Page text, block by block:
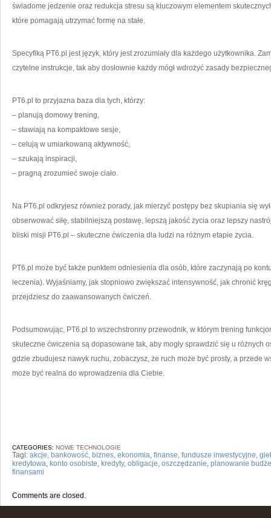
świadome jedzenie oraz redukcja stresu są kluczowym elementem
które pomagają utrzymać formę na stałe.
Specyfiką PT6.pl jest język, który jest zrozumiały dla każdego użytkownika.
czytelne instrukcje, tak aby dosłownie każdy mógł wdrożyć zasady
PT6.pl to przyjazna baza dla tych, którzy:
– planują domowy trening,
– stawiają na kompaktowe sesje,
– celują w umiarkowaną aktywność,
– szukają inspiracji,
– pragną zrozumieć swoje ciało.
Na PT6.pl odkryjesz również porady, jak mierzyć postępy bez skupiania się
obserwować siłę, stabilniejszą postawę, lepszą jakość życia oraz lepszy
bliski misji PT6.pl – skuteczne ćwiczenia dla ludzi na różnym etapie życia.
PT6.pl może być także punktem odniesienia dla osób, które zaczynają po
leczenia). Wyjaśniamy, jak stopniowo zwiększać intensywność, jak chronić
przejdziesz do zaawansowanych ćwiczeń.
Podsumowując, PT6.pl to wszechstronny przewodnik, w którym trening
skuteczne ćwiczenia są dopasowane tak, aby mogły sprawdzić się u różnych
gdzie zbudujesz nawyk ruchu, zobaczysz, że ruch może być prosty, a przede
może być realna do wprowadzenia dla Ciebie.
CATEGORIES: NOWE TECHNOLOGIE
Tagi: akcje, bankowość, biznes, ekonomia, finanse, fundusze inwestycyjne,
kredytowa, konto osobiste, kredyty, obligacje, oszczędzanie, planowanie
finansami
Comments are closed.